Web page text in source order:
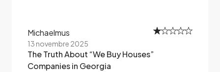
Michaelmus
13 novembre 2025
The Truth About “We Buy Houses”
Companies in Georgia